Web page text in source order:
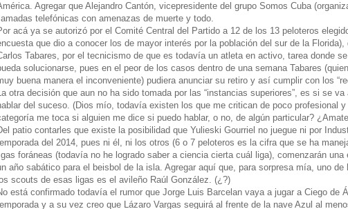
Agregar que Alejandro Cantón, vicepresidente del grupo Somos Cuba
telefónicas con amenazas de muerte y todo.
acá ya se autorizó por el Comité Central del Partido a 12 de los 13 peloteros
que dio a conocer los de mayor interés por la población del sur de la Florida),
Tabares, por el tecnicismo de que es todavía un atleta en activo, tarea donde
solucionarse, pues en el peor de los casos dentro de una semana Tabares
buena manera el inconveniente) pudiera anunciar su retiro y así cumplir con los
otra decisión que aun no ha sido tomada por las “instancias superiores”, es si se
del suceso. (Dios mío, todavía existen los que me critican de poco profesional
me toca si alguien me dice si puedo hablar, o no, de algún particular?
patio contarles que existe la posibilidad que Yulieski Gourriel no juegue ni por
del 2014, pues ni él, ni los otros (6 o 7 peloteros es la cifra que se ha
foráneas (todavía no he logrado saber a ciencia cierta cuál liga), comenzarán
año sabático para el beisbol de la isla. Agregar aquí que, para sorpresa mía, uno
scouts de esas ligas es el avileño Raúl González. (¿?)
está confirmado todavía el rumor que Jorge Luis Barcelan vaya a jugar a Ciego de
y a su vez creo que Lázaro Vargas seguirá al frente de la nave Azul al